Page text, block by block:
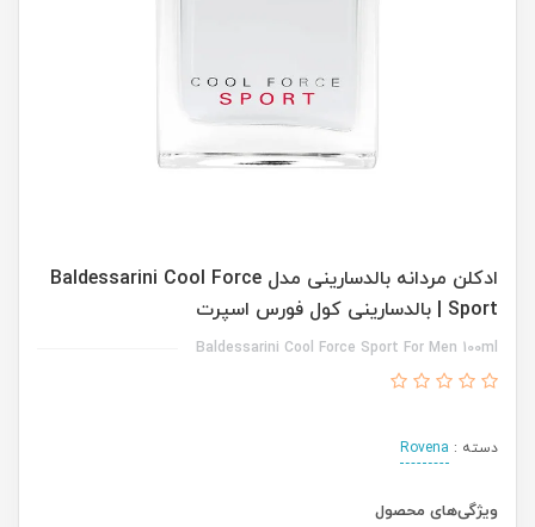
ادکلن مردانه بالدسارینی مدل Baldessarini Cool Force
Sport | بالدسارینی کول فورس اسپرت
Baldessarini Cool Force Sport For Men 100ml
دسته : Rovena
ویژگی‌های محصول